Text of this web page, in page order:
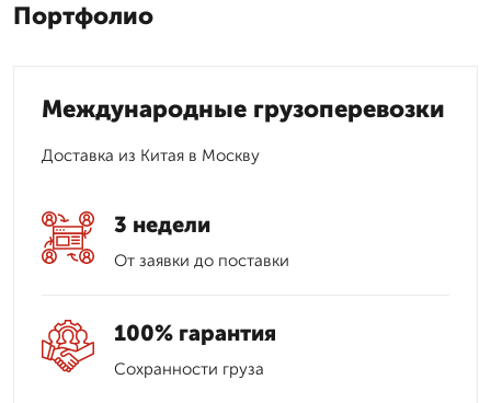
Портфолио
Международные грузоперевозки
Доставка из Китая в Москву
3 недели
От заявки до поставки
100% гарантия
Сохранности груза